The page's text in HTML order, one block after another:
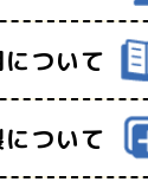
ついて
ついて